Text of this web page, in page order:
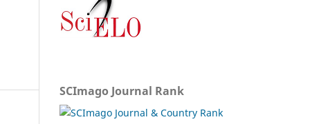
SCImago Journal Rank